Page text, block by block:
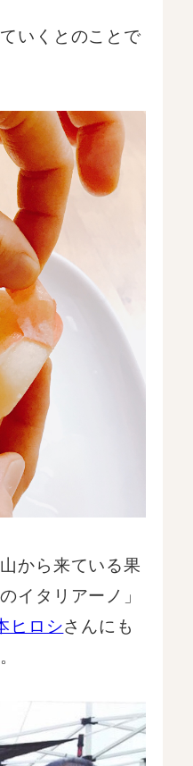
いくとのことで
から来ている果
イタリアーノ」
ヒロシさんにも